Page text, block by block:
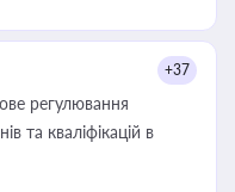
+37
регулювання
та кваліфікацій в